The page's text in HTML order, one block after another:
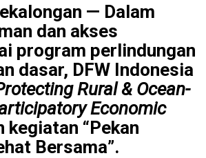
— Dalam
dan akses
program perlindungan
dasar, DFW Indonesia
Rural & Ocean-
Economic
kegiatan “Pekan
Bersama”.